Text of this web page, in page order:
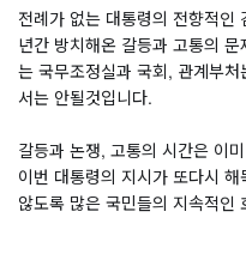
전례가 없는 대통령의 전향적인
년간 방치해온 갈등과 고통의
는 국무조정실과 국회, 관계부
서는 안될것입니다.
갈등과 논쟁, 고통의 시간은 이
이번 대통령의 지시가 또다시
않도록 많은 국민들의 지속적